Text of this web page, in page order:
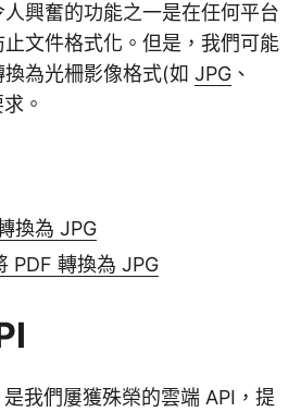
興奮的功能之一是在任何平台
文件格式化。但是，我們可能
為光柵影像格式(如 JPG 、
。
換為 JPG
PDF 轉換為 JPG
是我們屢獲殊榮的雲端 API，提